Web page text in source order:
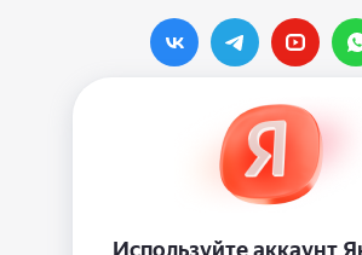
Наши контакты
info@vinylmarkt.ru